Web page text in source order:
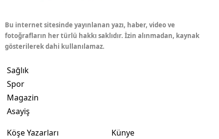
Bu internet sitesinde yayınlanan yazı, haber, video ve
fotoğrafların her türlü hakkı saklıdır. İzin alınmadan, kaynak
gösterilerek dahi kullanılamaz.
Sağlık
Spor
Magazin
Asayiş
Köşe Yazarları
Künye